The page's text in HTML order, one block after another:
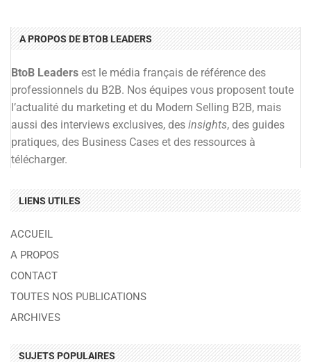
A PROPOS DE BTOB LEADERS
BtoB Leaders est le média français de référence des
professionnels du B2B. Nos équipes vous proposent toute
l’actualité du marketing et du Modern Selling B2B, mais
aussi des interviews exclusives, des insights, des guides
pratiques, des Business Cases et des ressources à
télécharger.
LIENS UTILES
ACCUEIL
A PROPOS
CONTACT
TOUTES NOS PUBLICATIONS
ARCHIVES
SUJETS POPULAIRES